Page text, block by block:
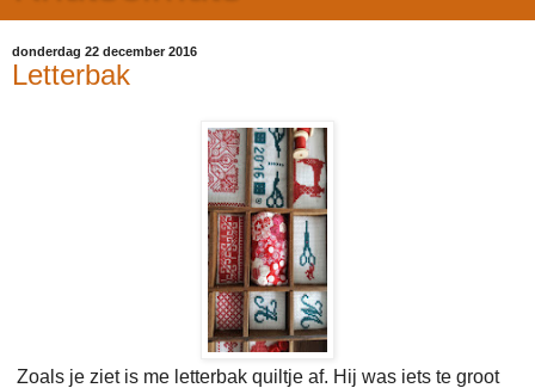
donderdag 22 december 2016
Letterbak
Zoals je ziet is me letterbak quiltje af. Hij was iets te groot